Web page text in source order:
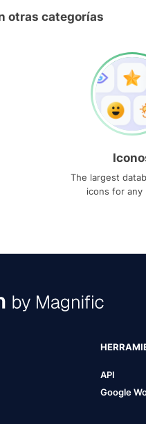
otras categorías
The largest
icons for any
API
Google